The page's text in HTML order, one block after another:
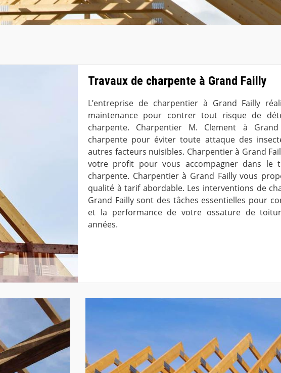
Travaux de charpente à Grand Failly
L’entreprise de charpentier à Grand Failly
maintenance pour contrer tout risque de
charpente. Charpentier M. Clement à
charpente pour éviter toute attaque des
autres facteurs nuisibles. Charpentier à Grand
votre profit pour vous accompagner dans le
charpente. Charpentier à Grand Failly vous
qualité à tarif abordable. Les interventions de
Grand Failly sont des tâches essentielles pour
et la performance de votre ossature de
années.